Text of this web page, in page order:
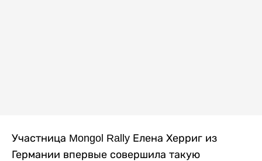
Участница Mongol Rally Елена Херриг из
Германии впервые совершила такую